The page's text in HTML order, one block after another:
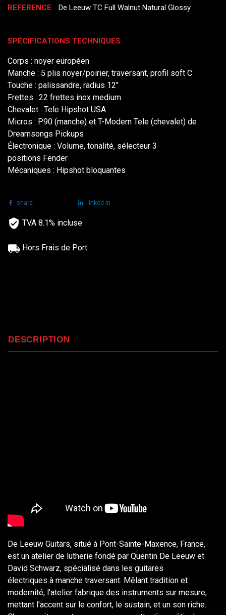
REFERENCE De Leeuw TC Full Walnut Natural Glossy
SPÉCIFICATIONS TECHNIQUES
Corps : noyer européen
Manche : 5 plis noyer/poirier, traversant, profil soft C
Touche : palissandre, radius 12"
Frettes : 22 frettes inox medium
Chevalet : Tele Hipshot USA
Micros : P90 (manche) et T-Modern Tele (chevalet) de
Dreamsongs Pickups
Électronique : Volume, tonalité, sélecteur 3
positions Fender
Mécaniques : Hipshot bloquantes
share linked in
TVA 8.1% incluse
Hors Frais de Port
DESCRIPTION
De Leeuw Guitars, situé à Pont-Sainte-Maxence, France,
est un atelier de lutherie fondé par Quentin De Leeuw et
David Schwarz, spécialisé dans les guitares
électriques à manche traversant. Mêlant tradition et
modernité, l'atelier fabrique des instruments sur mesure,
mettant l'accent sur le confort, le sustain, et un son riche.